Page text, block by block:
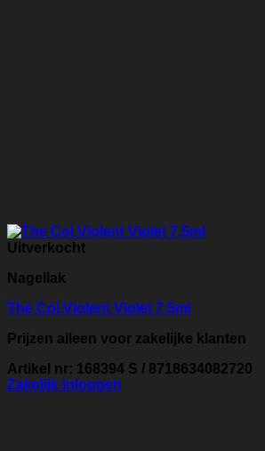
Uitverkocht
Nagellak
The Col.Violent Violet 7.5ml
Prijzen alleen voor zakelijke klanten
Artikel nr: 168394 S / 8718634082720
Zakelijk inloggen